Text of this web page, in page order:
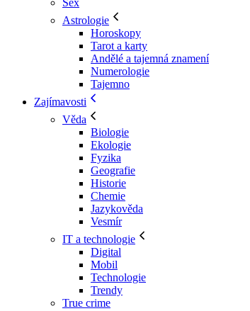
Sex
Astrologie
Horoskopy
Tarot a karty
Andělé a tajemná znamení
Numerologie
Tajemno
Zajímavosti
Věda
Biologie
Ekologie
Fyzika
Geografie
Historie
Chemie
Jazykověda
Vesmír
IT a technologie
Digital
Mobil
Technologie
Trendy
True crime